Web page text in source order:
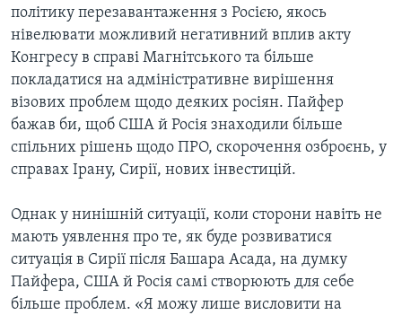
політику перезавантаження з Росією, якось
нівелювати можливий негативний вплив акту
Конгресу в справі Магнітського та більше
покладатися на адміністративне вирішення
візових проблем щодо деяких росіян. Пайфер
бажав би, щоб США й Росія знаходили більше
спільних рішень щодо ПРО, скорочення озброєнь, у
справах Ірану, Сирії, нових інвестицій.
Однак у нинішній ситуації, коли сторони навіть не
мають уявлення про те, як буде розвиватися
ситуація в Сирії після Башара Асада, на думку
Пайфера, США й Росія самі створюють для себе
більше проблем. «Я можу лише висловити на